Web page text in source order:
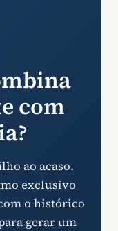
com
ao acaso.
exclusivo
o histórico
gerar um